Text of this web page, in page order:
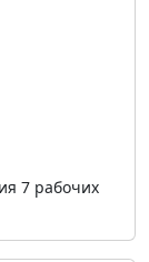
7 рабочих